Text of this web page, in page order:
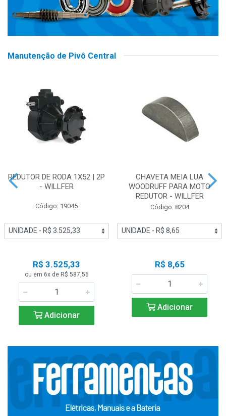
Manutenção de Pivô Central
REDUTOR DE RODA 1X52 | 2P
- WILLFER
Código: 19045
R$ 3.525,33
ou em 6x de R$ 587,56
Adicionar
CHAVETA MEIA LUA
WOODRUFF PARA MOTO
REDUTOR - WILLFER
Código: 8204
R$ 8,65
Adicionar